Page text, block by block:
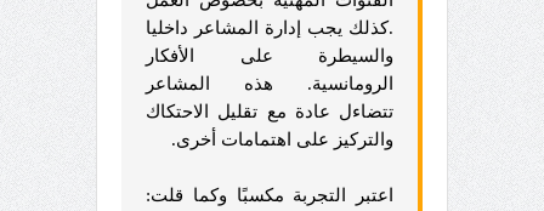
.كذلك يجب إدارة المشاعر داخليا
والسيطرة على الأفكار
الرومانسية. هذه المشاعر
تتضاءل عادة مع تقليل الاحتكاك
والتركيز على اهتمامات أخرى.
اعتبر التجربة مكسبًا وكما قلت: